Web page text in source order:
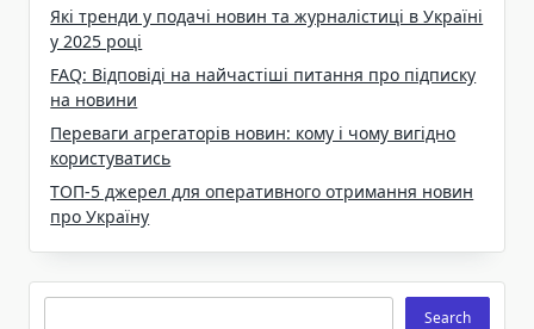
Які тренди у подачі новин та журналістиці в Україні
у 2025 році
FAQ: Відповіді на найчастіші питання про підписку
на новини
Переваги агрегаторів новин: кому і чому вигідно
користуватись
ТОП-5 джерел для оперативного отримання новин
про Україну
Search Search